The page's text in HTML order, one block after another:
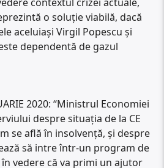
o soluție viabilă, dacă
aceluiași Virgil Popescu și
dependentă de gazul
2020: “Ministrul Economiei
despre situația de la CE
se află în insolvență, și despre
să intre într-un program de
vedere că va primi un ajutor